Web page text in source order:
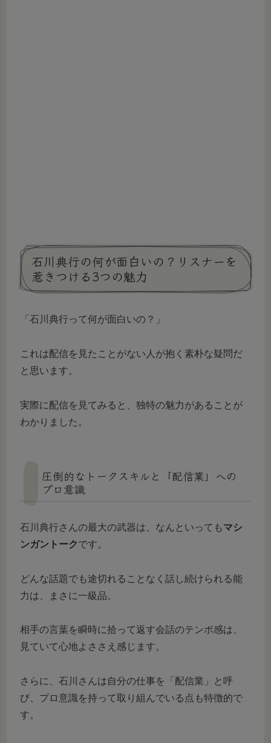
石川典行の何が面白いの？リスナーを
惹きつける3つの魅力
「石川典行って何が面白いの？」
これは配信を見たことがない人が抱く素朴な疑問だ
と思います。
実際に配信を見てみると、独特の魅力があることが
わかりました。
圧倒的なトークスキルと「配信業」への
プロ意識
石川典行さんの最大の武器は、なんといってもマシ
ンガントークです。
どんな話題でも途切れることなく話し続けられる能
力は、まさに一級品。
相手の言葉を瞬時に拾って返す会話のテンポ感は、
見ていて心地よささえ感じます。
さらに、石川さんは自分の仕事を「配信業」と呼
び、プロ意識を持って取り組んでいる点も特徴的で
す。